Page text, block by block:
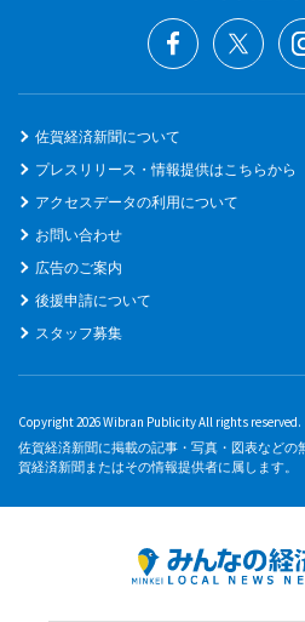
佐賀経済新聞について
プレスリリース・情報提供はこちらから
アクセスデータの利用について
お問い合わせ
広告のご案内
後援申請について
スタッフ募集
Copyright 2026 Wibran Publicity All rights reserved.
佐賀経済新聞に掲載の記事・写真・図表などの
賀経済新聞またはその情報提供者に属します。